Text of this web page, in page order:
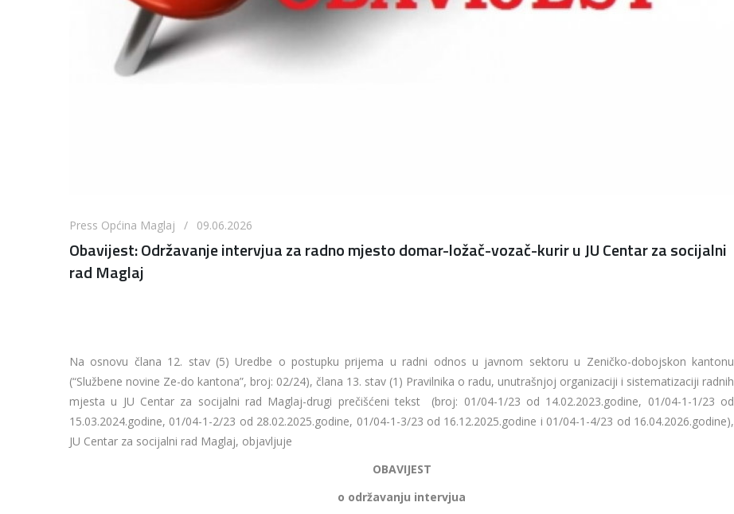
Press Općina Maglaj / 09.06.2026
Obavijest: Održavanje intervjua za radno mjesto domar-ložač-vozač-kurir u JU Centar za socijalni
rad Maglaj
Na osnovu člana 12. stav (5) Uredbe o postupku prijema u radni odnos u javnom sektoru u Zeničko-dobojskon kantonu
(“Službene novine Ze-do kantona”, broj: 02/24), člana 13. stav (1) Pravilnika o radu, unutrašnjoj organizaciji i sistematizaciji radnih
mjesta u JU Centar za socijalni rad Maglaj-drugi prečišćeni tekst (broj: 01/04-1/23 od 14.02.2023.godine, 01/04-1-1/23 od
15.03.2024.godine, 01/04-1-2/23 od 28.02.2025.godine, 01/04-1-3/23 od 16.12.2025.godine i 01/04-1-4/23 od 16.04.2026.godine),
JU Centar za socijalni rad Maglaj, objavljuje
OBAVIJEST
o održavanju intervjua